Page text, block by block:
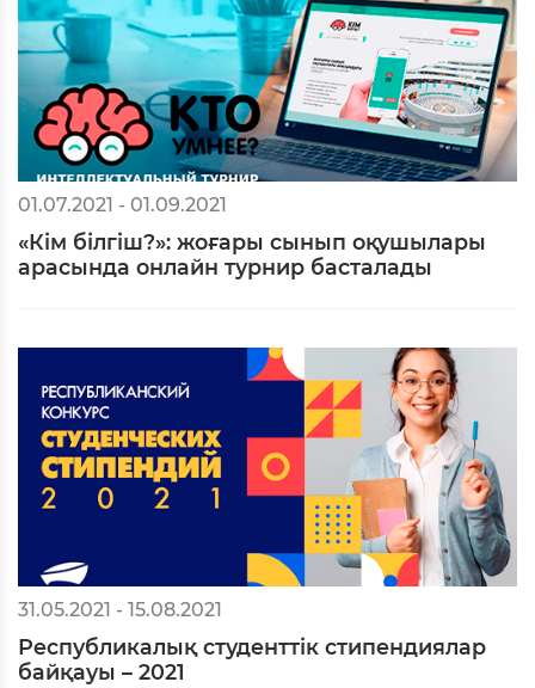
01.07.2021 - 01.09.2021
«Кім білгіш?»: жоғары сынып оқушылары
арасында онлайн турнир басталады
31.05.2021 - 15.08.2021
Республикалық студенттік стипендиялар
байқауы – 2021